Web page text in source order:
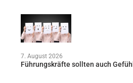
7. August 2026
Führungskräfte sollten auch